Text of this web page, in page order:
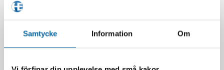
Samtycke Information Om